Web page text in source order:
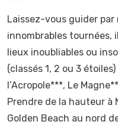
Laissez-vous guider
innombrables tournées,
lieux inoubliables ou
(classés 1, 2 ou 3
l’Acropole***, Le
Prendre de la hauteur à
Golden Beach au nord